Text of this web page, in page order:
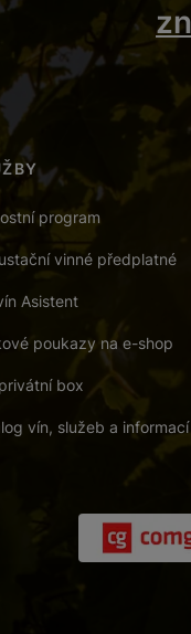
program
vinné předplatné
Asistent
poukazy na e-shop
box
vín, služeb a informací